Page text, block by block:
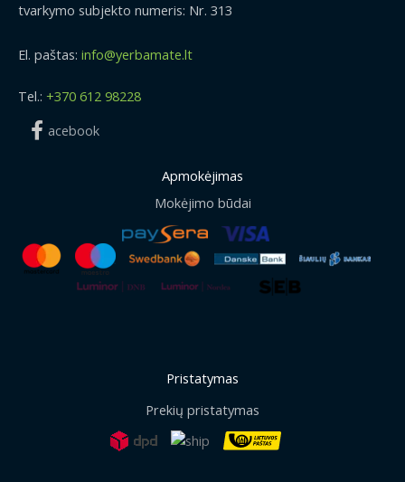
tvarkymo subjekto numeris: Nr. 313
El. paštas: info@yerbamate.lt
Tel.: +370 612 98228
acebook
Apmokėjimas
Mokėjimo būdai
Pristatymas
Prekių pristatymas